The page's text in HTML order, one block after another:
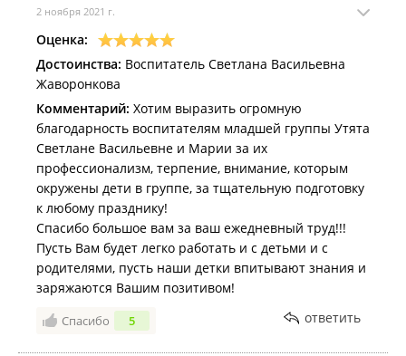
2 ноября 2021 г.
Оценка:
Достоинства: Воспитатель Светлана Васильевна
Жаворонкова
Комментарий: Хотим выразить огромную
благодарность воспитателям младшей группы Утята
Светлане Васильевне и Марии за их
профессионализм, терпение, внимание, которым
окружены дети в группе, за тщательную подготовку
к любому празднику!
Спасибо большое вам за ваш ежедневный труд!!!
Пусть Вам будет легко работать и с детьми и с
родителями, пусть наши детки впитывают знания и
заряжаются Вашим позитивом!
Спасибо 5 ответить